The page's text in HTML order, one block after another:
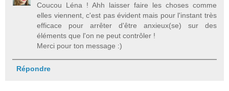
Coucou Léna ! Ahh laisser faire les choses comme
elles viennent, c'est pas évident mais pour l'instant très
efficace pour arrêter d'être anxieux(se) sur des
éléments que l'on ne peut contrôler !
Merci pour ton message :)
Répondre